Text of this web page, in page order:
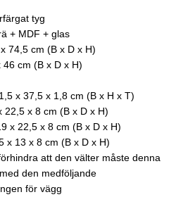
tyg
+ MDF + glas
74,5 cm (B x D x H)
cm (B x D x H)
x 37,5 x 1,8 cm (B x H x T)
22,5 x 8 cm (B x D x H)
x 22,5 x 8 cm (B x D x H)
x 13 x 8 cm (B x D x H)
att den välter måste denna
den medföljande
för vägg